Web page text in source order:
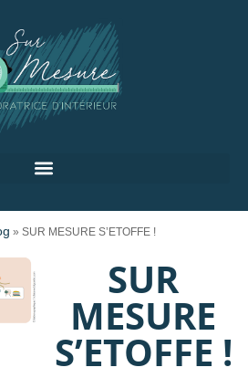
» SUR MESURE S’ETOFFE !
SUR
MESURE
S’ETOFFE !